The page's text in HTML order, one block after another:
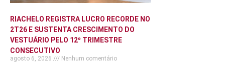
RIACHELO REGISTRA LUCRO RECORDE NO
2T26 E SUSTENTA CRESCIMENTO DO
VESTUÁRIO PELO 12º TRIMESTRE
CONSECUTIVO
agosto 6, 2026 Nenhum comentário